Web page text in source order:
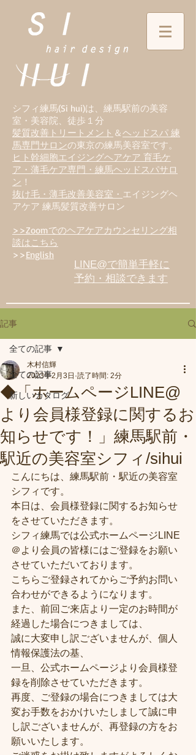
シフィ練馬(Si hui)は、 練馬駅前の美容
室・美容院、徒歩１分
髪質改善トリートメント ＆ヘッドスパ 練
馬専門サロンの東京の練馬美容室です。
ヒト幹細胞エイジングヘアケア 育毛ケ
ア・薄毛ケア専門・練馬ヘッドスパサロ
ン ！
抜け毛・薄毛改善美容室・ エイジングヘ
アケア 練馬髪質改善サロン
>>Zoomでのヘアケアカウンセリング相
談はこちら
>>English
LINE@で簡単手軽に
予約・相談できます
記事
全ての記事
新しいカタログ
全ての記事
◆「ホームページLINE@
より会員様登録に関するお
知らせです！」練馬駅前・
駅近の美容室シフィ/sihui
木村信輝
2023年2月3日 読了時間: 2分
こんにちは、練馬駅前・駅近の美容室
シフィです。
本日は、会員様登録に関するお知らせ
をさせていただきます。
シフィ練馬では公式ホームページLINE
＠より会員の皆様にはご登録をお願い
させていただいております。
こちらご登録されてからご予約お問い
合わせができるようになります。
また、前回ご来店より一定のお時間が
経過した場合につきましては、
誠に大変申し訳ございませんが、個人
情報保護法の基、
一旦、公式ホームページより会員様登
録を削除させていただきます。
再度、ご登録の場合につきましては大
変お手数をおかけいたしまして誠に申
し訳ございませんが、再登録の方をお
願いいたします。